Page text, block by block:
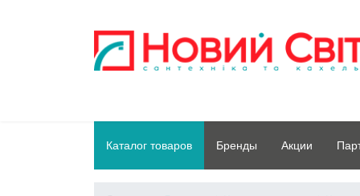
Каталог товаров Бренды Акции